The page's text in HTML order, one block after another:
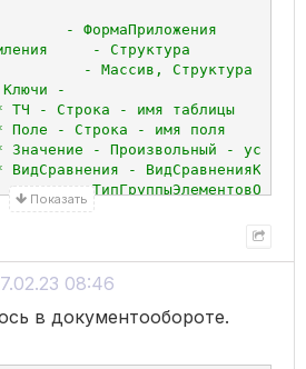
- ФормаПриложения
- Структура
- Массив, Структура
-
Строка - имя таблицы
- Строка - имя поля
- Произвольный -
-
-
ключи:
отборов
ФормаОбъекта
Показать
08:46
в документообороте.